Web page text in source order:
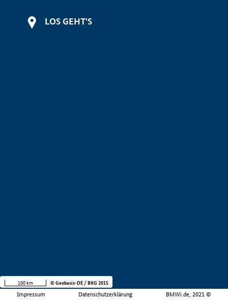
LOS GEHT'S
Impressum Datenschutzerklärung BMWi.de, 2021 ©
100 km © Geobasis-DE / BKG 2015